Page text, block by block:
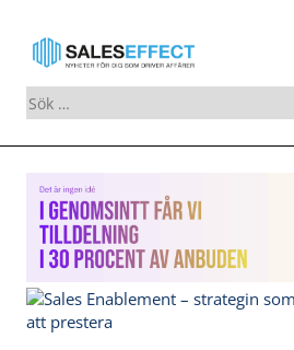
Sök
efter:
Skip
to
content